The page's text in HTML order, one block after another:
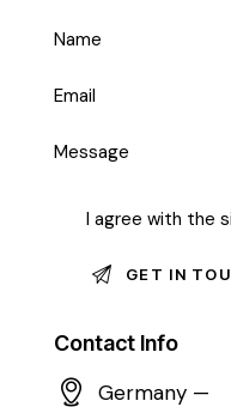
I agree with the
Contact Info
Germany —